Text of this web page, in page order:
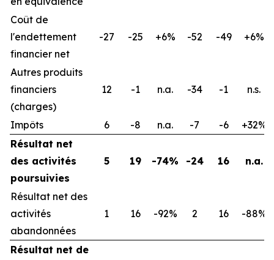
Coût de
l'endettement
financier net
-27 -25 +6% -52 -49 +6%
Autres produits
financiers
(charges)
12 -1 n.a. -34 -1 n.s.
Impôts 6 -8 n.a. -7 -6
+32%
Résultat net
des activités
poursuivies
5 19 -74% -24 16 n.a.
Résultat net des
activités
abandonnées
1 16 -92% 2 16 -88%
Résultat net de